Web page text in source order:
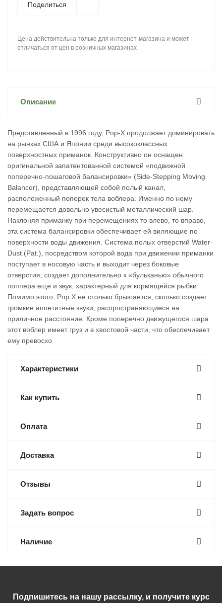
Поделиться
Цена действительна только для интернет-магазина и может
отличаться от цен в розничных магазинах
Описание
Представленный в 1996 году, Pop-X продолжает доминировать
на рынках США и Японии среди высококлассных
поверхностных приманок. Конструктивно он оснащен
оригинальной запатентованной системой «подвижной
поперечно-пошаговой балансировки» (Side-Stepping Moving
Balancer), представляющей собой полый канал,
расположенный поперек тела воблера. Именно по нему
перемещается довольно увесистый металлический шар.
Наклоняя приманку при перемещениях то влево, то вправо,
эта система балансировки обеспечивает ей виляющие по
поверхности воды движения. Система полых отверстий Water-
Dust (Pat.), посредством которой вода при движении приманки
поступает в носовую часть и выходит через боковые
отверстия, создает дополнительно к «бульканью» обычного
поппера еще и звук, характерный для кормящейся рыбки.
Помимо этого, Pop X не столько брызгается, сколько создает
громкие аппетитные звуки, распространяющиеся на
приличное расстояние. Кроме поперечно движущегося шара
этот воблер имеет груз и в хвостовой части, что обеспечивает
ему превосхо
Характеристики
Как купить
Оплата
Доставка
Отзывы
Задать вопрос
Наличие
Подпишитесь на нашу рассылку, и получите курс